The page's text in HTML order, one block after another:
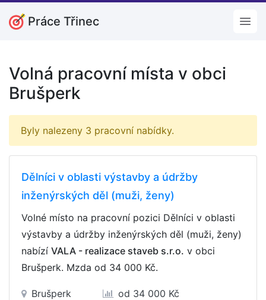
Práce Třinec
Volná pracovní místa v obci
Brušperk
Byly nalezeny 3 pracovní nabídky.
Dělníci v oblasti výstavby a údržby
inženýrských děl (muži, ženy)
Volné místo na pracovní pozici Dělníci v oblasti
výstavby a údržby inženýrských děl (muži, ženy)
nabízí VALA - realizace staveb s.r.o. v obci
Brušperk. Mzda od 34 000 Kč.
Brušperk od 34 000 Kč